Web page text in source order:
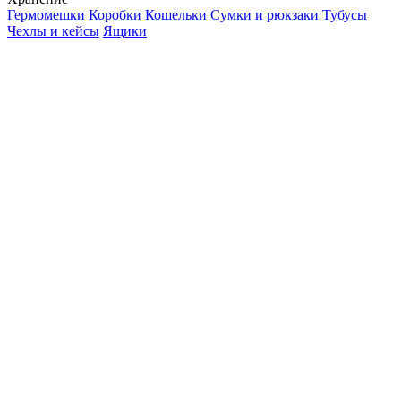
Гермомешки Коробки Кошельки Сумки и рюкзаки Тубусы
Чехлы и кейсы Ящики